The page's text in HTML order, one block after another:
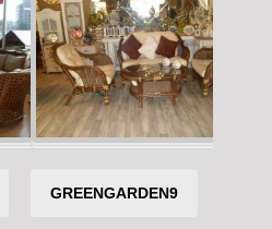
GREENGARDEN9